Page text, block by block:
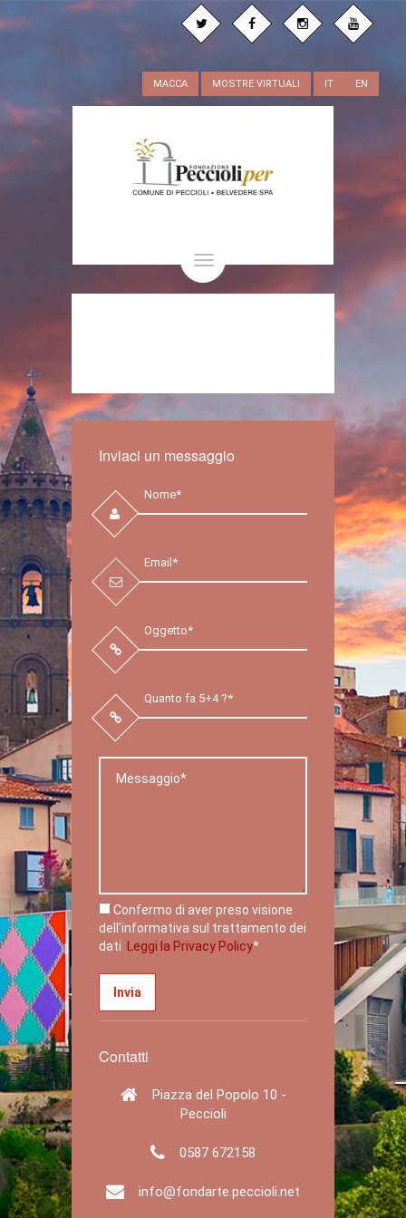
MACCA MOSTRE VIRTUALI IT EN
Toggle
navigation
Inviaci un messaggio
Confermo di aver preso visione
dell'informativa sul trattamento dei
dati.
Leggi la Privacy Policy*
Contatti
Piazza del Popolo 10 -
Peccioli
0587 672158
info@fondarte.peccioli.net